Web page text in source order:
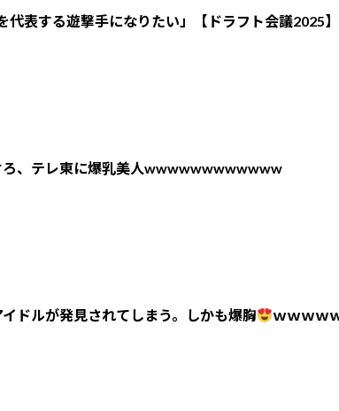
代表する遊撃手になりたい」【ドラフト会議2025】
ろ、テレ東に爆乳美人wwwwwwwwwwww
イドルが発見されてしまう。しかも爆胸 ｗｗｗｗ